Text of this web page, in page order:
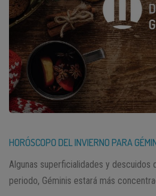
HORÓSCOPO DEL INVIERNO PARA
Algunas superficialidades y descuidos
periodo, Géminis estará más